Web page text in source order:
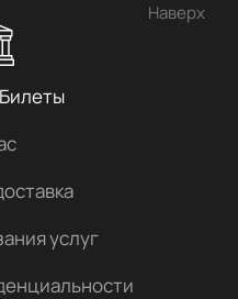
Наверх
услуг